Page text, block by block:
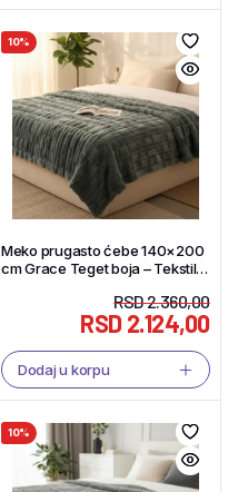
10%
Meko prugasto ćebe 140×200
cm Grace Teget boja – Tekstil
RSD2.360,00
RSD2.124,00
Dodaj u korpu
10%